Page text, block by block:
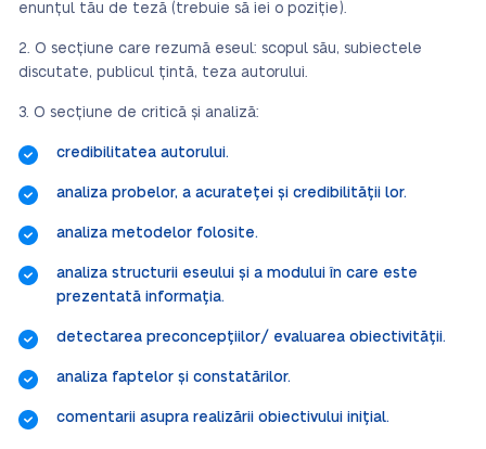
enunțul tău de teză (trebuie să iei o poziție).
O secțiune care rezumă eseul: scopul său, subiectele
discutate, publicul țintă, teza autorului.
O secțiune de critică și analiză:
credibilitatea autorului.
analiza probelor, a acurateței și credibilității lor.
analiza metodelor folosite.
analiza structurii eseului și a modului în care este
prezentată informația.
detectarea preconcepțiilor/ evaluarea obiectivității.
analiza faptelor și constatărilor.
comentarii asupra realizării obiectivului inițial.